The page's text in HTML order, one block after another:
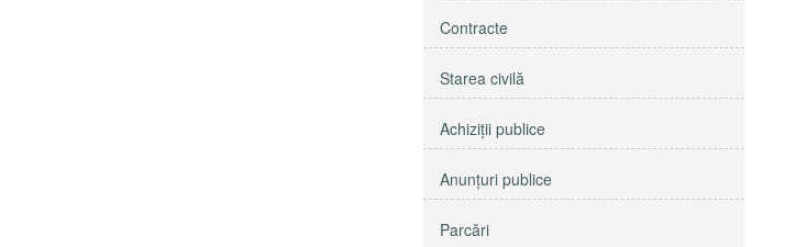
Contracte
Starea civilă
Achiziţii publice
Anunţuri publice
Parcări